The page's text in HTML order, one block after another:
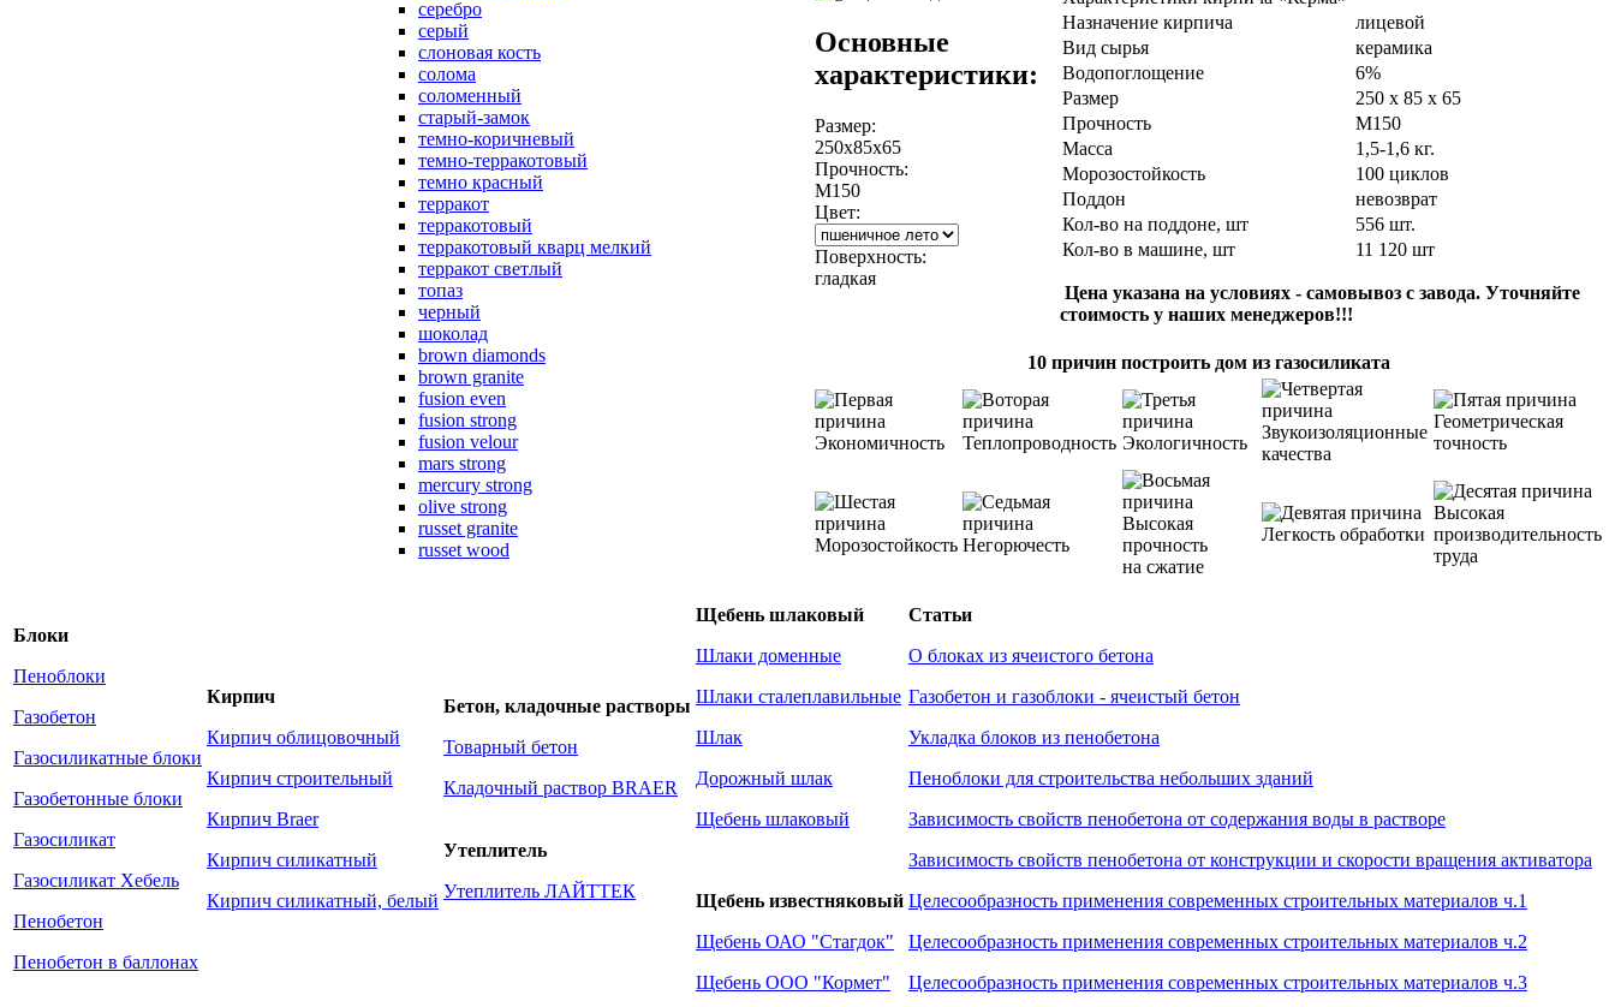
серебро
серый
слоновая кость
солома
соломенный
старый-замок
темно-коричневый
темно-терракотовый
темно красный
терракот
терракотовый
терракотовый кварц мелкий
терракот светлый
топаз
черный
шоколад
brown diamonds
brown granite
fusion even
fusion strong
fusion velour
mars strong
mercury strong
olive strong
russet granite
russet wood
Основные
характеристики:
Размер:
250х85х65
Прочность:
М150
Цвет:
Поверхность:
гладкая
Назначение кирпича
лицевой
Вид сырья
керамика
Водопоглощение
6%
Размер
250 х 85 х 65
Прочность
М150
Масса
1,5-1,6 кг.
Морозостойкость
100 циклов
Поддон
невозврат
Кол-во на поддоне, шт
556 шт.
Кол-во в машине, шт
11 120 шт
Цена указана на условиях - самовывоз с завода. Уточняйте
стоимость у наших менеджеров!!!
10 причин построить дом из газосиликата
Экономичность Теплопроводность Экологичность
Звукоизоляционные
качества
Геометрическая
точность
Морозостойкость Негорючесть
Высокая
прочность
на сжатие
Легкость обработки
Высокая
производительность
труда
Блоки
Пеноблоки
Газобетон
Газосиликатные блоки
Газобетонные блоки
Газосиликат
Газосиликат Хебель
Пенобетон
Пенобетон в баллонах
Кирпич
Кирпич облицовочный
Кирпич строительный
Кирпич Braer
Кирпич силикатный
Кирпич силикатный, белый
Бетон, кладочные растворы
Товарный бетон
Кладочный раствор BRAER
Утеплитель
Утеплитель ЛАЙТТЕК
Щебень шлаковый
Шлаки доменные
Шлаки сталеплавильные
Шлак
Дорожный шлак
Щебень шлаковый
Щебень известняковый
Щебень ОАО "Стагдок"
Щебень ООО "Кормет"
Статьи
О блоках из ячеистого бетона
Газобетон и газоблоки - ячеистый бетон
Укладка блоков из пенобетона
Пеноблоки для строительства небольших зданий
Зависимость свойств пенобетона от содержания воды в растворе
Зависимость свойств пенобетона от конструкции и скорости вращения активатора
Целесообразность применения современных строительных материалов ч.1
Целесообразность применения современных строительных материалов ч.2
Целесообразность применения современных строительных материалов ч.3